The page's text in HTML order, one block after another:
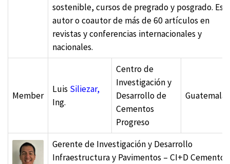
sostenible, cursos de pregrado y posgrado. Es
autor o coautor de más de 60 artículos en
revistas y conferencias internacionales y
nacionales.
Member
Luis Siliezar,
Ing.
Centro de
Investigación y
Desarrollo de
Cementos
Progreso
Guatemala
Gerente de Investigación y Desarrollo
Infraestructura y Pavimentos – CI+D Cementos